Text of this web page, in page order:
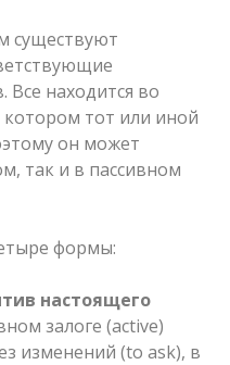
существуют
находится во
тот или иной
он может
так и в пассивном
формы:
настоящего
залоге (active)
изменений (to ask), в